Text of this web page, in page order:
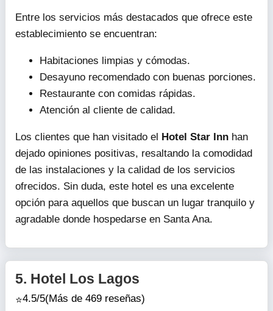
Entre los servicios más destacados que ofrece este
establecimiento se encuentran:
Habitaciones limpias y cómodas.
Desayuno recomendado con buenas porciones.
Restaurante con comidas rápidas.
Atención al cliente de calidad.
Los clientes que han visitado el Hotel Star Inn han
dejado opiniones positivas, resaltando la comodidad
de las instalaciones y la calidad de los servicios
ofrecidos. Sin duda, este hotel es una excelente
opción para aquellos que buscan un lugar tranquilo y
agradable donde hospedarse en Santa Ana.
5. Hotel Los Lagos
4.5/5(Más de 469 reseñas)